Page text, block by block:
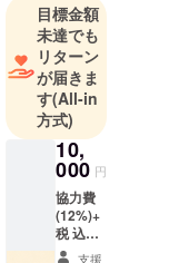
代表理事の
三好 彩が
2004年から
続けてきた
活動を引き
継ぐ形で
2015年12月
より特定非
営利活動法
目標金額
未達でも
リターン
が届きま
す(All-in
方式)
10,
000 円
協力費
(12%)+
税 込み
で
支援